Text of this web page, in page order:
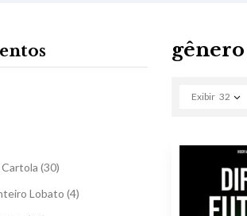
(30)
Lobato (4)
gênero
Exibir 32